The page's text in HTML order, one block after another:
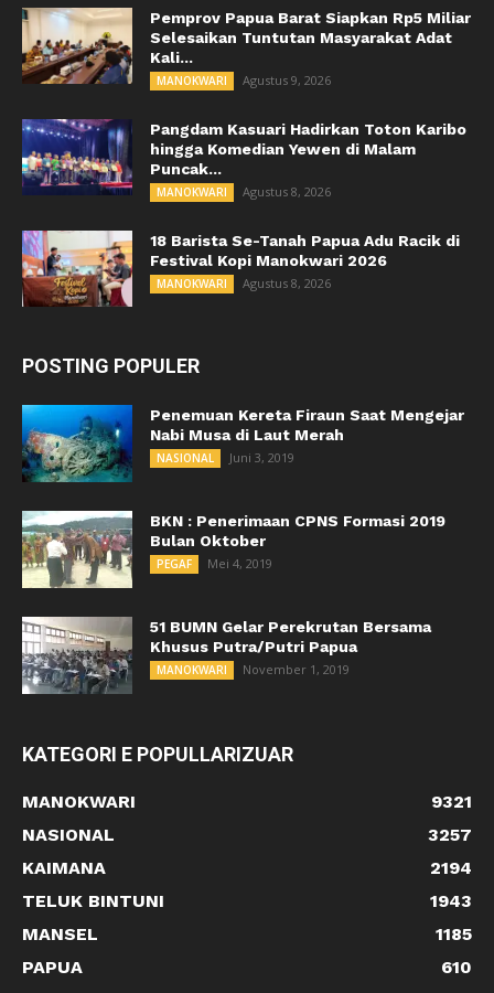
Pemprov Papua Barat Siapkan Rp5 Miliar
Selesaikan Tuntutan Masyarakat Adat
Kali...
MANOKWARI Agustus 9, 2026
Pangdam Kasuari Hadirkan Toton Karibo
hingga Komedian Yewen di Malam
Puncak...
MANOKWARI Agustus 8, 2026
18 Barista Se-Tanah Papua Adu Racik di
Festival Kopi Manokwari 2026
MANOKWARI Agustus 8, 2026
POSTING POPULER
Penemuan Kereta Firaun Saat Mengejar
Nabi Musa di Laut Merah
NASIONAL Juni 3, 2019
BKN : Penerimaan CPNS Formasi 2019
Bulan Oktober
PEGAF Mei 4, 2019
51 BUMN Gelar Perekrutan Bersama
Khusus Putra/Putri Papua
MANOKWARI November 1, 2019
KATEGORI E POPULLARIZUAR
MANOKWARI
9321
NASIONAL
3257
KAIMANA
2194
TELUK BINTUNI
1943
MANSEL
1185
PAPUA
610